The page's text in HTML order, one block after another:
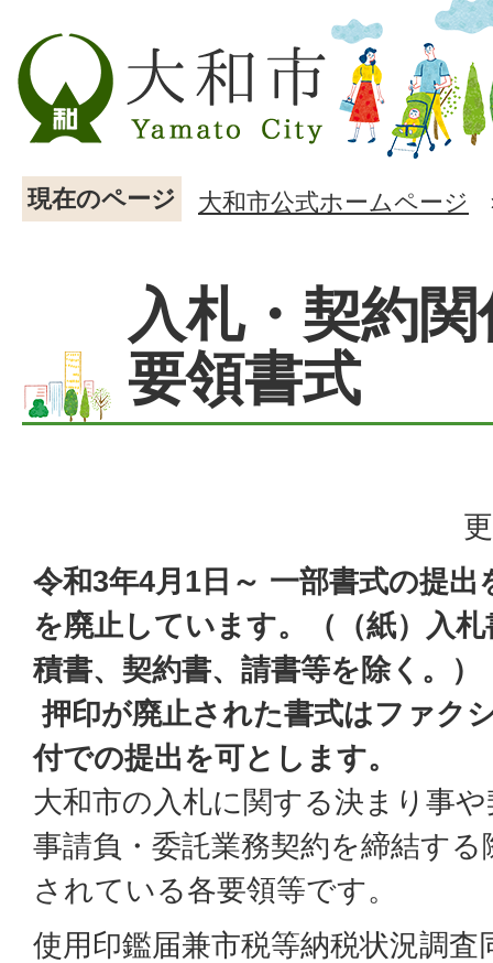
現在のページ 大和市公式ホームページ
入札・契約
要領書式
令和3年4月1日～ 一部書式の提出
を廃止しています。（（紙）入
積書、契約書、請書等を除く。）
押印が廃止された書式はファク
付での提出を可とします。
大和市の入札に関する決まり事
事請負・委託業務契約を締結す
されている各要領等です。
使用印鑑届兼市税等納税状況調